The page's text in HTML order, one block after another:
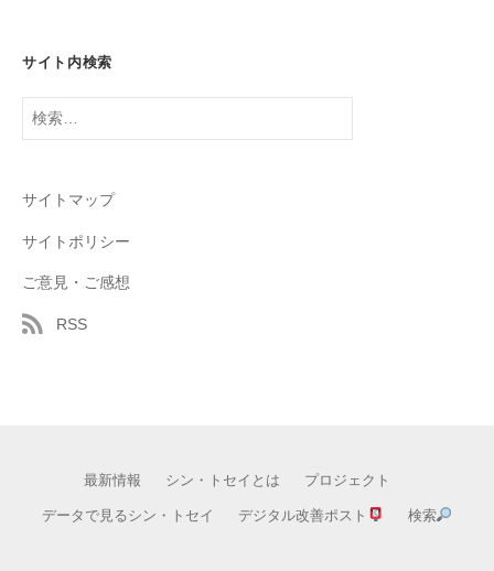
サイト内検索
検
サイトマップ
サイトポリシー
ご意見・ご感想
RSS
最新情報 シン・トセイとは プロジェクト
データで見るシン・トセイ デジタル改善ポスト 検索